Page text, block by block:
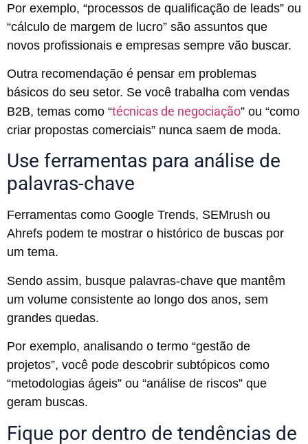
Por exemplo, “processos de qualificação de leads” ou
“cálculo de margem de lucro” são assuntos que
novos profissionais e empresas sempre vão buscar.
Outra recomendação é pensar em problemas
básicos do seu setor. Se você trabalha com vendas
B2B, temas como “técnicas de negociação” ou “como
criar propostas comerciais” nunca saem de moda.
Use ferramentas para análise de
palavras-chave
Ferramentas como Google Trends, SEMrush ou
Ahrefs podem te mostrar o histórico de buscas por
um tema.
Sendo assim, busque palavras-chave que mantêm
um volume consistente ao longo dos anos, sem
grandes quedas.
Por exemplo, analisando o termo “gestão de
projetos”, você pode descobrir subtópicos como
“metodologias ágeis” ou “análise de riscos” que
geram buscas.
Fique por dentro de tendências de